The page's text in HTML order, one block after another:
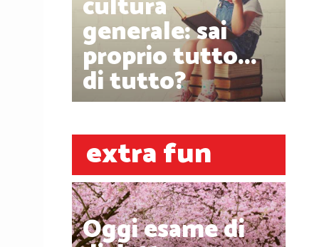
generale: sai
proprio tutto...
di tutto?
extra fun
Oggi esame di